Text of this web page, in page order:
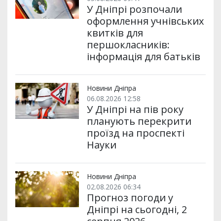
У Дніпрі розпочали
оформлення учнівських
квитків для
першокласників:
інформація для батьків
Новини Дніпра
06.08.2026 12:58
У Дніпрі на пів року
планують перекрити
проїзд на проспекті
Науки
Новини Дніпра
02.08.2026 06:34
Прогноз погоди у
Дніпрі на сьогодні, 2